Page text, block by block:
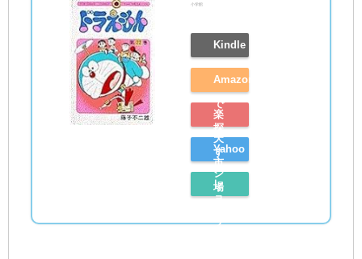
小学館
Kindle
Amazon
で
探
す
楽
天
市
場
Yahoo
シ
ョ
ッ
レ